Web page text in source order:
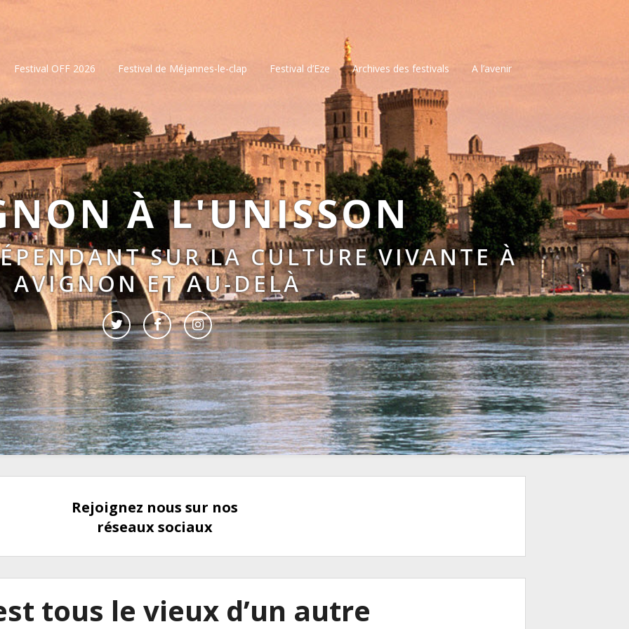
Festival OFF 2026 Festival de Méjannes-le-clap Festival d’Eze Archives des festivals A l’avenir
À L'UNISSON
SUR LA CULTURE VIVANTE À
AVIGNON ET AU-DELÀ
Rejoignez nous sur nos
réseaux sociaux
tous le vieux d’un autre